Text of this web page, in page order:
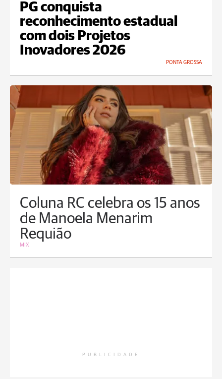
PG conquista
reconhecimento estadual
com dois Projetos
Inovadores 2026
PONTA GROSSA
Coluna RC celebra os 15 anos
de Manoela Menarim
Requião
MIX
PUBLICIDADE